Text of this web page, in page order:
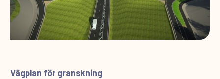
Vägplan för granskning